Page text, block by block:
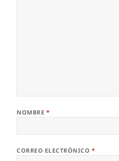
NOMBRE *
CORREO ELECTRÓNICO *